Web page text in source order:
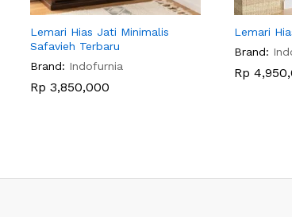
Lemari Hias Jati Minimalis
Safavieh Terbaru
Brand: Indofurnia
Rp 3,850,000
Lemari
Brand:
Rp